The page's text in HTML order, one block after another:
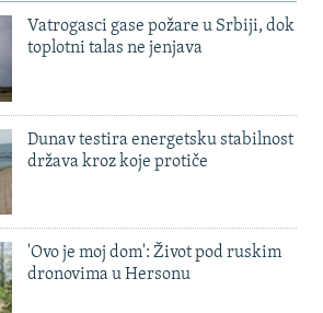
Vatrogasci gase požare u Srbiji, dok
toplotni talas ne jenjava
Dunav testira energetsku stabilnost
država kroz koje protiče
'Ovo je moj dom': Život pod ruskim
dronovima u Hersonu